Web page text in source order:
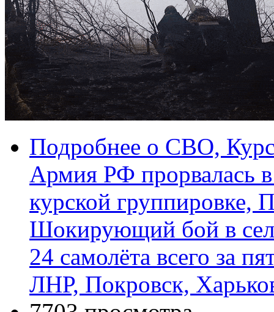
Подробнее о СВО,
Армия РФ прорвалась
курской группировке,
Шокирующий бой в
24 самолёта всего за
ЛНР, Покровск,